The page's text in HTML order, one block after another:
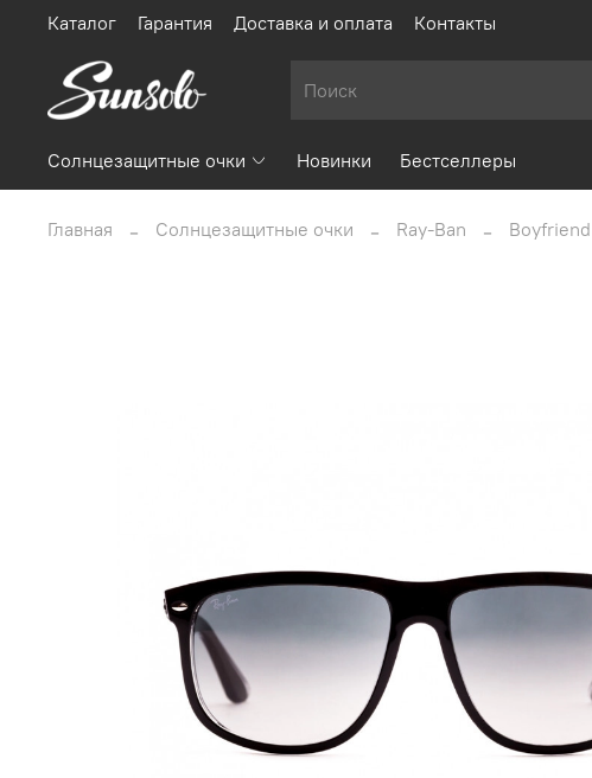
Каталог Гарантия Доставка и оплата Контакты
Солнцезащитные очки Новинки Бестселлеры
Главная Солнцезащитные очки Ray-Ban Boyfriend